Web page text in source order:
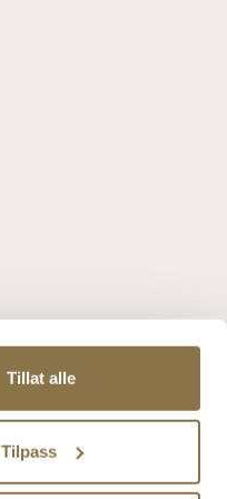
Tillat alle
Tilpass